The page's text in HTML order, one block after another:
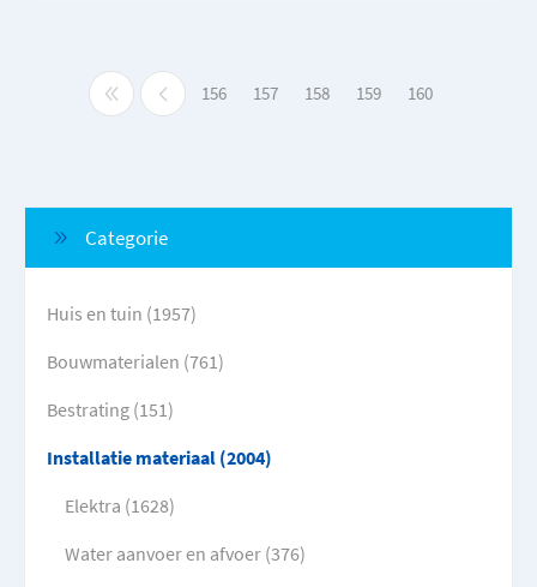
156 157 158 159 160
Categorie
Huis en tuin (1957)
Bouwmaterialen (761)
Bestrating (151)
Installatie materiaal (2004)
Elektra (1628)
Water aanvoer en afvoer (376)